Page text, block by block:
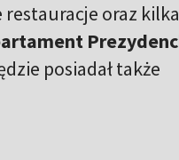
oraz kilka
posiadał także